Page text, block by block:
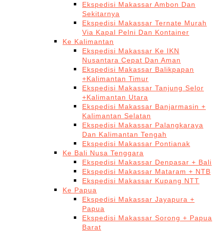
Ekspedisi Makassar Ambon Dan
Sekitarnya
Ekspedisi Makassar Ternate Murah
Via Kapal Pelni Dan Kontainer
Ke Kalimantan
Ekspedisi Makassar Ke IKN
Nusantara Cepat Dan Aman
Ekspedisi Makassar Balikpapan
+Kalimantan Timur
Ekspedisi Makassar Tanjung Selor
+Kalimantan Utara
Ekspedisi Makassar Banjarmasin +
Kalimantan Selatan
Ekspedisi Makassar Palangkaraya
Dan Kalimantan Tengah
Ekspedisi Makassar Pontianak
Ke Bali Nusa Tenggara
Ekspedisi Makassar Denpasar + Bali
Ekspedisi Makassar Mataram + NTB
Ekspedisi Makassar Kupang NTT
Ke Papua
Ekspedisi Makassar Jayapura +
Papua
Ekspedisi Makassar Sorong + Papua
Barat